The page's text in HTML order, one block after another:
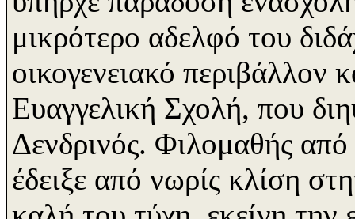
μικρότερο αδελφό του
οικογενειακό περιβάλλον
Ευαγγελική Σχολή, που
Δενδρινός. Φιλομαθής
έδειξε από νωρίς κλίση